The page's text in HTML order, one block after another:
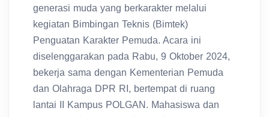
generasi muda yang berkarakter melalui
kegiatan Bimbingan Teknis (Bimtek)
Penguatan Karakter Pemuda. Acara ini
diselenggarakan pada Rabu, 9 Oktober 2024,
bekerja sama dengan Kementerian Pemuda
dan Olahraga DPR RI, bertempat di ruang
lantai II Kampus POLGAN. Mahasiswa dan